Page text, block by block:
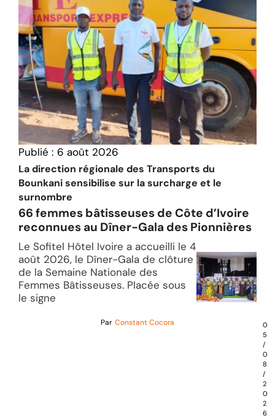
Publié : 6 août 2026
La direction régionale des Transports du
Bounkani sensibilise sur la surcharge et le
surnombre
66 femmes bâtisseuses de Côte d’Ivoire
reconnues au Dîner-Gala des Pionnières
Le Sofitel Hôtel Ivoire a accueilli le 4
août 2026, le Dîner-Gala de clôture
de la Semaine Nationale des
Femmes Bâtisseuses. Placée sous
le signe
Par Constant Cocora
0
5
/
0
8
/
2
0
2
6